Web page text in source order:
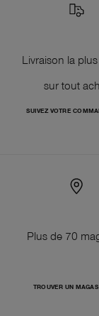
Livraison la
sur tout
SUIVEZ VOTRE
Plus de 70
TROUVER UN